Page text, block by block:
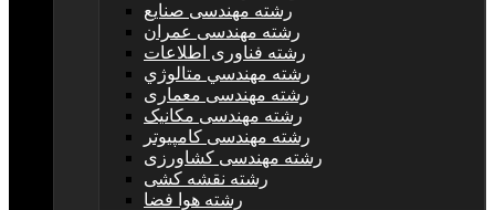
رشته مهندسی صنایع
رشته مهندسی عمران
رشته فناوری اطلاعات
رشته مهندسي متالوژي
رشته مهندسی معماری
رشته مهندسی مکانیک
رشته مهندسی کامپیوتر
رشته مهندسی کشاورزی
رشته نقشه کشی
رشته هوا فضا